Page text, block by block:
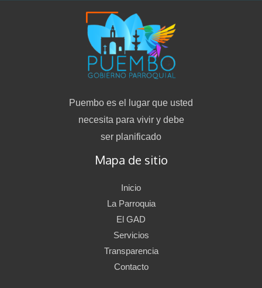
Puembo es el lugar que usted
necesita para vivir y debe
ser planificado
Mapa de sitio
Inicio
La Parroquia
El GAD
Servicios
Transparencia
Contacto